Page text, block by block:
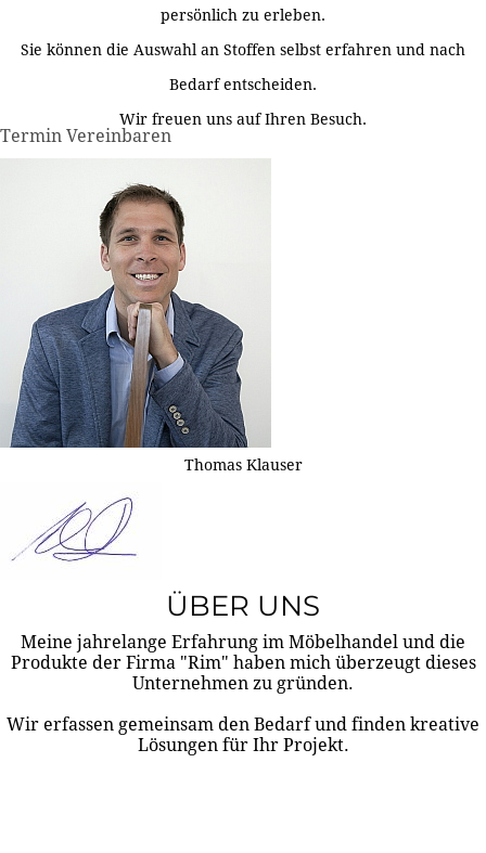
persönlich zu erleben.
Sie können die Auswahl an Stoffen selbst erfahren und nach
Bedarf entscheiden.
Wir freuen uns auf Ihren Besuch.
Termin Vereinbaren
Thomas Klauser
ÜBER UNS
Meine jahrelange Erfahrung im Möbelhandel und die
Produkte der Firma "Rim" haben mich überzeugt dieses
Unternehmen zu gründen.
Wir erfassen gemeinsam den Bedarf und finden kreative
Lösungen für Ihr Projekt.